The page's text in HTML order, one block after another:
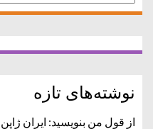
برای:
نوشته‌های تازه
از قول من بنویسید: ایران